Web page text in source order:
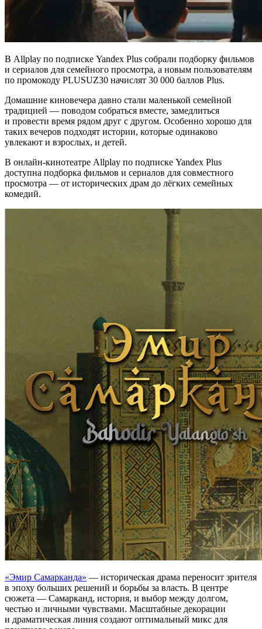
В Allplay по подписке Yandex Plus собрали подборку фильмов
и сериалов для семейного просмотра, а новым пользователям
по промокоду PLUSUZ30 начислят 30 000 баллов Plus.
Домашние киновечера давно стали маленькой семейной
традицией — поводом собраться вместе, замедлиться
и провести время рядом друг с другом. Особенно хорошо для
таких вечеров подходят истории, которые одинаково
увлекают и взрослых, и детей.
В онлайн-кинотеатре Allplay по подписке Yandex Plus
доступна подборка фильмов и сериалов для совместного
просмотра — от исторических драм до лёгких семейных
комедий.
«Эмир Самарканда» — историческая драма переносит зрителя
в эпоху больших решений и борьбы за власть. В центре
сюжета — Самарканд, история, и выбор между долгом,
честью и личными чувствами. Масштабные декорации
и драматическая линия создают оптимальный микс для